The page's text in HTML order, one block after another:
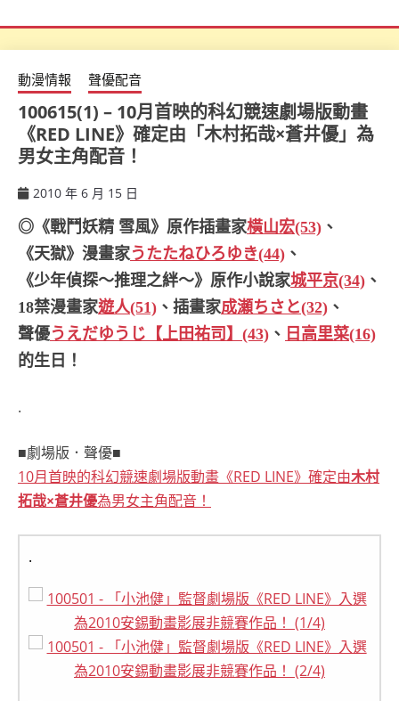
動漫情報 聲優配音
100615(1) – 10月首映的科幻競速劇場版動畫
《RED LINE》確定由「木村拓哉×蒼井優」為
男女主角配音！
2010 年 6 月 15 日
◎《戰鬥妖精 雪風》原作插畫家橫山宏(53) 、
《天獄》漫畫家うたたねひろゆき(44) 、
《少年偵探～推理之絆～》原作小說家城平京(34) 、
18禁漫畫家遊人(51) 、插畫家成瀬ちさと(32) 、
聲優うえだゆうじ【上田祐司】(43) 、 日高里菜(16)
的生日！
.
■劇場版．聲優■
10月首映的科幻競速劇場版動畫《RED LINE》確定由木村
拓哉×蒼井優為男女主角配音！
.